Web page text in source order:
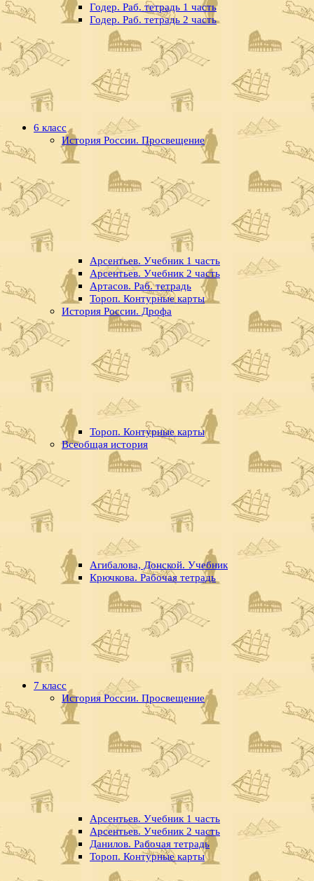
Годер. Раб. тетрадь 1 часть
Годер. Раб. тетрадь 2 часть
6 класс
История России. Просвещение
Арсентьев. Учебник 1 часть
Арсентьев. Учебник 2 часть
Артасов. Раб. тетрадь
Тороп. Контурные карты
История России. Дрофа
Тороп. Контурные карты
Всеобщая история
Агибалова, Донской. Учебник
Крючкова. Рабочая тетрадь
7 класс
История России. Просвещение
Арсентьев. Учебник 1 часть
Арсентьев. Учебник 2 часть
Данилов. Рабочая тетрадь
Тороп. Контурные карты